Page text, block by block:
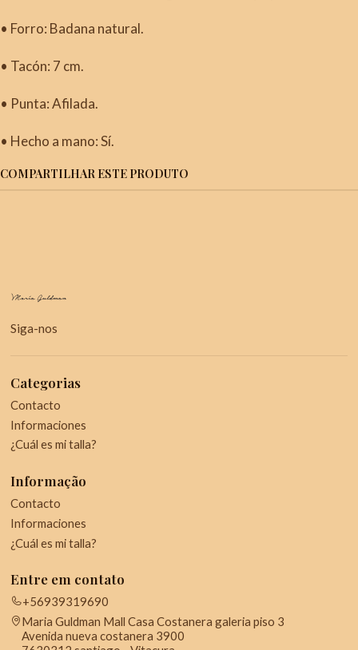
• Forro: Badana natural.
• Tacón: 7 cm.
• Punta: Afilada.
• Hecho a mano: Sí.
COMPARTILHAR ESTE PRODUTO
Siga-nos
Categorias
Contacto
Informaciones
¿Cuál es mi talla?
Informação
Contacto
Informaciones
¿Cuál es mi talla?
Entre em contato
+56939319690
Maria Guldman Mall Casa Costanera galeria piso 3
Avenida nueva costanera 3900